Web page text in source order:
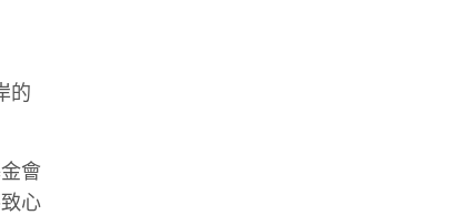
的
會
心